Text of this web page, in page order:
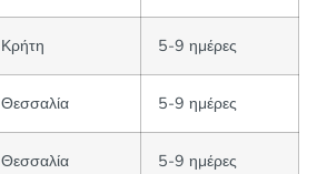
Κρήτη 5-9 ημέρες
Θεσσαλία 5-9 ημέρες
Θεσσαλία 5-9 ημέρες